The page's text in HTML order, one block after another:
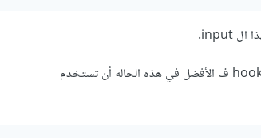
وأيضا لتسهيل كتابة ال state عليك طالما أنت تستخدم ال hooks ف الأفضل في هذه الحاله أن تستخدم